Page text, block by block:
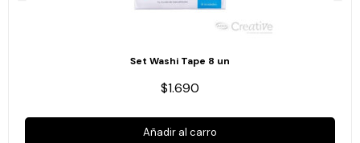
Set Washi Tape 8 un
$1.690
Añadir al carro